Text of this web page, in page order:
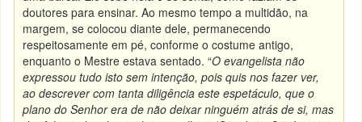
doutores para ensinar. Ao mesmo tempo a multidão, na
margem, se colocou diante dele, permanecendo
respeitosamente em pé, conforme o costume antigo,
enquanto o Mestre estava sentado. “O evangelista não
expressou tudo isto sem intenção, pois quis nos fazer ver,
ao descrever com tanta diligência este espetáculo, que o
plano do Senhor era de não deixar ninguém atrás de si, mas